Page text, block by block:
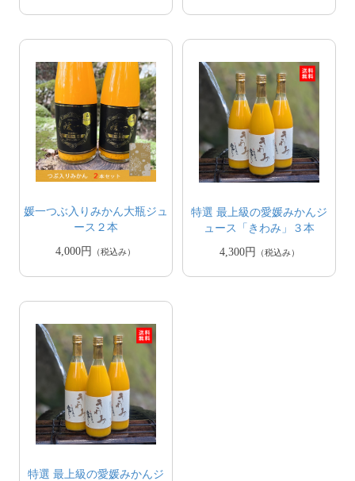
媛一つぶ入りみかん大瓶ジュ
ース２本
4,000円
（税込み）
特選 最上級の愛媛みかんジ
ュース「きわみ」３本
4,300円
（税込み）
特選 最上級の愛媛みかんジ